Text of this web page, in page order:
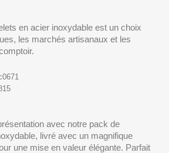
en acier inoxydable est un choix
les marchés artisanaux et les
avec notre pack de
livré avec un magnifique
une mise en valeur élégante. Parfait